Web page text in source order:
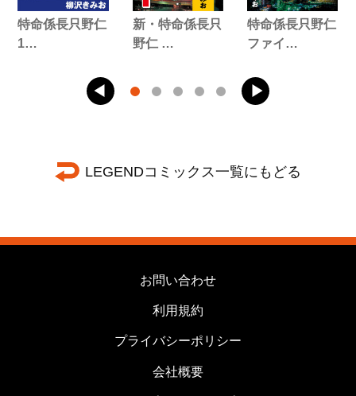
特命係長只野仁
1…
新・特命係長只
野仁 …
特命係長只野仁
ファイ…
LEGENDコミックス一覧にもどる
お問い合わせ
利用規約
プライバシーポリシー
会社概要